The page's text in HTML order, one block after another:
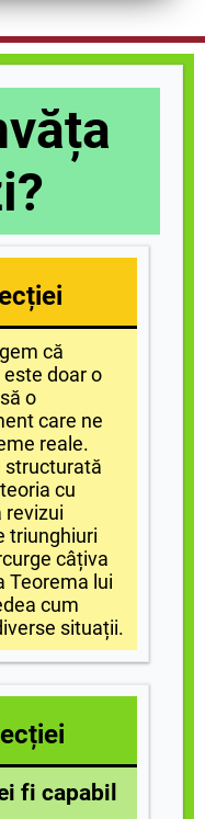
că
doar o
o
care ne
reale.
structurată
cu
revizui
triunghiuri
câțiva
Teorema lui
cum
situații.
fi capabil